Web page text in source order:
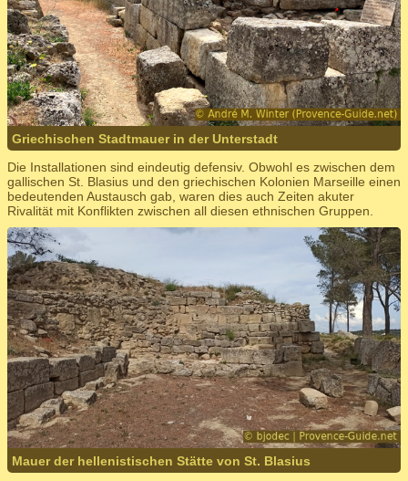
Griechischen Stadtmauer in der Unterstadt
Die Installationen sind eindeutig defensiv. Obwohl es zwischen dem
gallischen St. Blasius und den griechischen Kolonien Marseille einen
bedeutenden Austausch gab, waren dies auch Zeiten akuter
Rivalität mit Konflikten zwischen all diesen ethnischen Gruppen.
Mauer der hellenistischen Stätte von St. Blasius